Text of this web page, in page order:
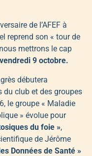
de l’AFEF à
reprend son « tour de
mettrons le cap
9 octobre.
débutera
club et des groupes
le groupe « Maladie
» évolue pour
du foie »,
de Jérôme
Données de Santé »